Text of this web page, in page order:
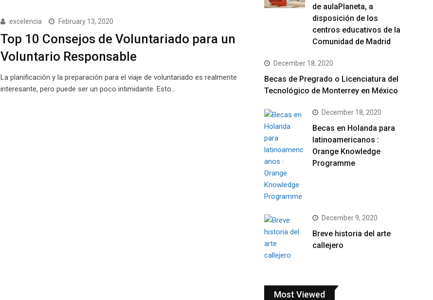
excelencia February 13, 2020
Top 10 Consejos de Voluntariado para un
Voluntario Responsable
La planificación y la preparación para el viaje de voluntariado es realmente
interesante, pero puede ser un poco intimidante. Esto…
de aulaPlaneta, a
disposición de los
centros educativos de la
Comunidad de Madrid
December 18, 2020
Becas de Pregrado o Licenciatura del
Tecnológico de Monterrey en México
December 18, 2020
Becas en Holanda para
latinoamericanos :
Orange Knowledge
Programme
December 9, 2020
Breve historia del arte
callejero
Most Viewed